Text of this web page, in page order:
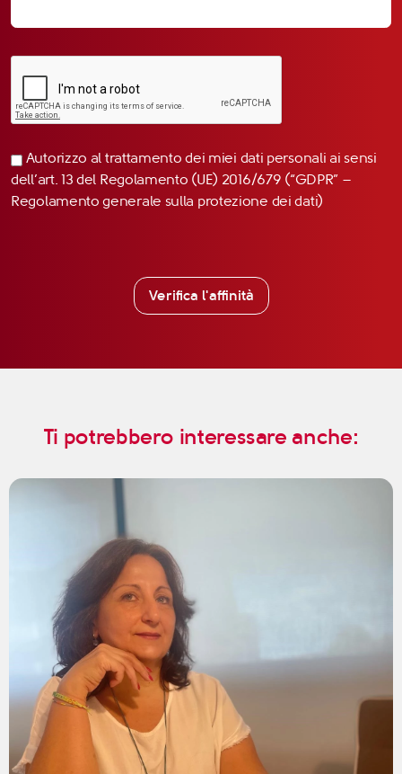
Autorizzo al trattamento dei miei dati personali ai sensi
dell’art. 13 del Regolamento (UE) 2016/679 (“GDPR” –
Regolamento generale sulla protezione dei dati)
Verifica l'affinità
Ti potrebbero interessare anche: